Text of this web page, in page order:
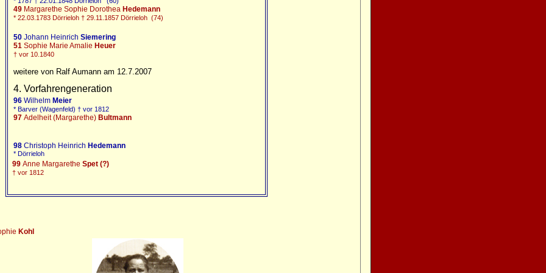
49 Margarethe Sophie Dorothea Hedemann
* 22.03.1783 Dörrieloh † 29.11.1857 Dörrieloh (74)
50 Johann Heinrich Siemering
51 Sophie Marie Amalie Heuer
† vor 10.1840
weitere von Ralf Aumann am 12.7.2007
4. Vorfahrengeneration
96 Wilhelm Meier
* Barver (Wagenfeld) † vor 1812
97 Adelheit (Margarethe) Bultmann
98 Christoph Heinrich Hedemann
* Dörrieloh
99 Anne Margarethe Spet (?)
† vor 1812
Kohl